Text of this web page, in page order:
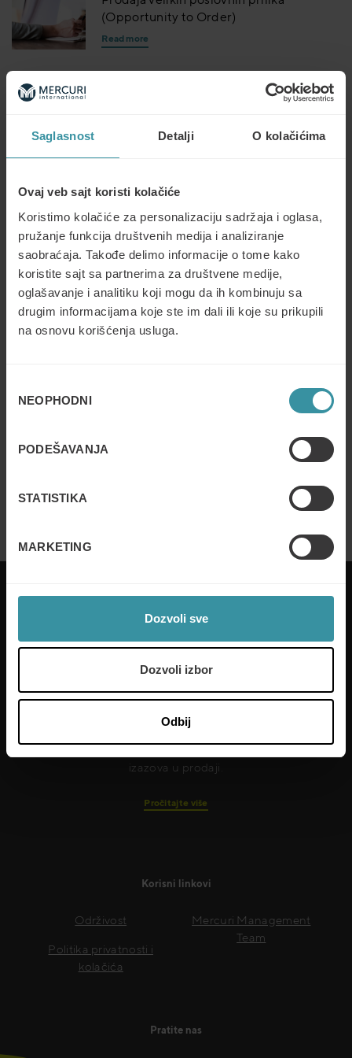
Saglasnost Detalji O kolačićima
Ovaj veb sajt koristi kolačiće
Koristimo kolačiće za personalizaciju sadržaja i oglasa,
pružanje funkcija društvenih medija i analiziranje
saobraćaja. Takođe delimo informacije o tome kako
koristite sajt sa partnerima za društvene medije,
oglašavanje i analitiku koji mogu da ih kombinuju sa
drugim informacijama koje ste im dali ili koje su prikupili
na osnovu korišćenja usluga.
сагласности
NEOPHODNI
PODEŠAVANJA
STATISTIKA
MARKETING
Dozvoli sve
Dozvoli izbor
Odbij
(Opportunity to Order)
Read more
Prodaja sa jakom konkurencijom
Konsultativna prodaja (Consultative
Selling)
Read more
NO EVENTS
Prodaja na daljinu (Remote Selling)
Read more
Pregovaranje u prodaji (How to Become
Rad sa ključnim kupcima (Key Account
Mercuri International pomaže kompanijama u više
od 50 zemalja na putu postizanja prodajne
lokalno uz pomoć naših prilagođenih rešenja i
industrijske ekspertize. Pomažemo im da kroz
njihove zaposlene dostignu veći profit tako što im
izazova u prodaji.
Pročitajte više
Korisni linkovi
Održivost
Politika privatnosti i
kolačića
Mercuri Management
Team
Pratite nas